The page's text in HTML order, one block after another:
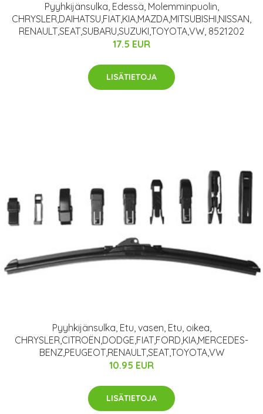
Pyyhkijänsulka, Edessä, Molemminpuolin,
CHRYSLER,DAIHATSU,FIAT,KIA,MAZDA,MITSUBISHI,NISSAN,
RENAULT,SEAT,SUBARU,SUZUKI,TOYOTA,VW, 8521202
17.5 EUR
LISÄTIETOJA
Pyyhkijänsulka, Etu, vasen, Etu, oikea,
CHRYSLER,CITROËN,DODGE,FIAT,FORD,KIA,MERCEDES-
BENZ,PEUGEOT,RENAULT,SEAT,TOYOTA,VW
10.95 EUR
LISÄTIETOJA